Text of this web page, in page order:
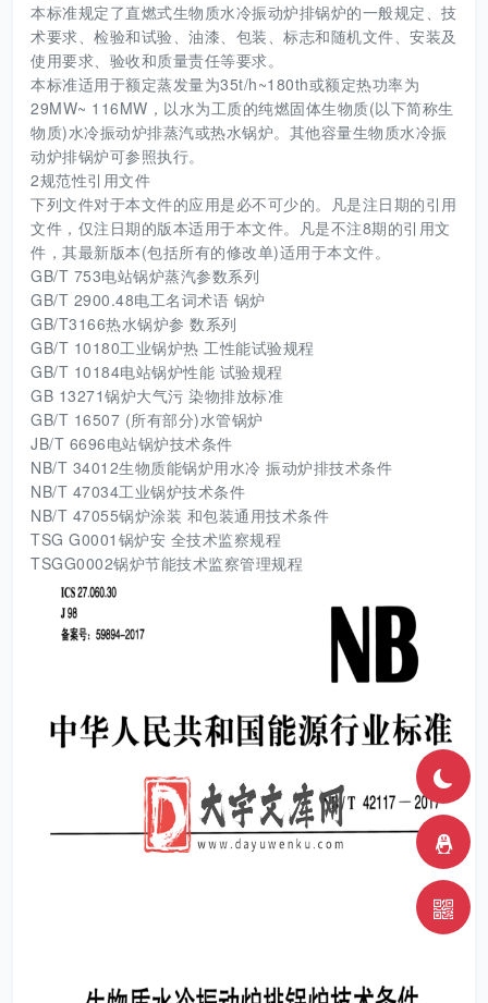
本标准规定了直燃式生物质水冷振动炉排锅炉的一般规定、技
术要求、检验和试验、油漆、包装、标志和随机文件、安装及
使用要求、验收和质量责任等要求。
本标准适用于额定蒸发量为35t/h~180th或额定热功率为
29MW~ 116MW，以水为工质的纯燃固体生物质(以下简称生
物质)水冷振动炉排蒸汽或热水锅炉。其他容量生物质水冷振
动炉排锅炉可参照执行。
2规范性引用文件
下列文件对于本文件的应用是必不可少的。凡是注日期的引用
文件，仅注日期的版本适用于本文件。凡是不注8期的引用文
件，其最新版本(包括所有的修改单)适用于本文件。
GB/T 753电站锅炉蒸汽参数系列
GB/T 2900.48电工名词术语 锅炉
GB/T3166热水锅炉参 数系列
GB/T 10180工业锅炉热 工性能试验规程
GB/T 10184电站锅炉性能 试验规程
GB 13271锅炉大气污 染物排放标准
GB/T 16507 (所有部分)水管锅炉
JB/T 6696电站锅炉技术条件
NB/T 34012生物质能锅炉用水冷 振动炉排技术条件
NB/T 47034工业锅炉技术条件
NB/T 47055锅炉涂装 和包装通用技术条件
TSG G0001锅炉安 全技术监察规程
TSGG0002锅炉节能技术监察管理规程